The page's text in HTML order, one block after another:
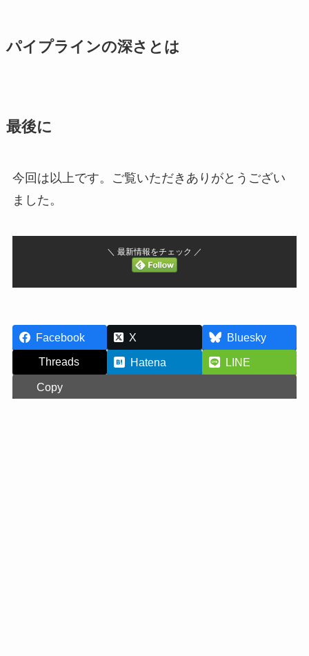
パイプラインの深さとは
最後に
今回は以上です。ご覧いただきありがとうござい
ました。
＼ 最新情報をチェック ／
Facebook X
Bluesky
Threads
Hatena
LINE
Copy